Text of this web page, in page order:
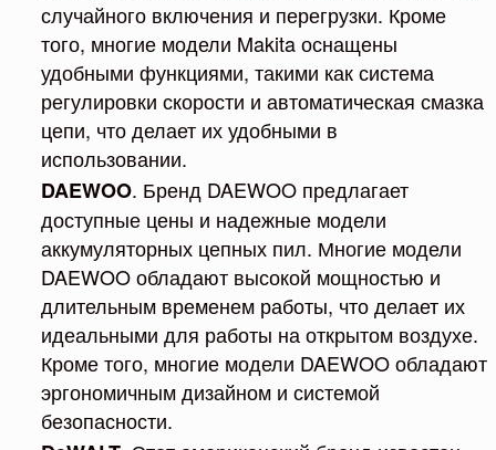
случайного включения и перегрузки. Кроме
того, многие модели Makita оснащены
удобными функциями, такими как система
регулировки скорости и автоматическая смазка
цепи, что делает их удобными в
использовании.
DAEWOO. Бренд DAEWOO предлагает
доступные цены и надежные модели
аккумуляторных цепных пил. Многие модели
DAEWOO обладают высокой мощностью и
длительным временем работы, что делает их
идеальными для работы на открытом воздухе.
Кроме того, многие модели DAEWOO обладают
эргономичным дизайном и системой
безопасности.